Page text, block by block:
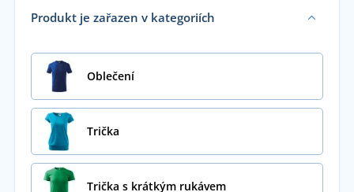
Produkt je zařazen v kategoriích
Oblečení
Trička
Trička s krátkým rukávem